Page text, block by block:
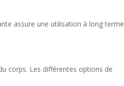
assure une utilisation à long terme
corps. Les différentes options de